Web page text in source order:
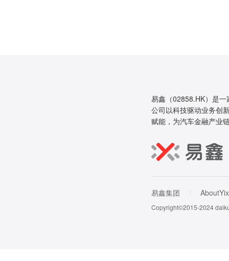
易鑫（02858.HK）是
公司以科技驱动业务创
赋能，为汽车金融产业
易鑫集团
Copyright©2015-2024